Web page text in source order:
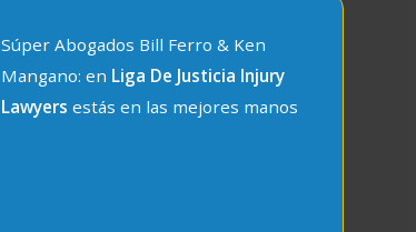
Súper Abogados Bill Ferro & Ken
Mangano: en Liga De Justicia Injury
Lawyers estás en las mejores manos